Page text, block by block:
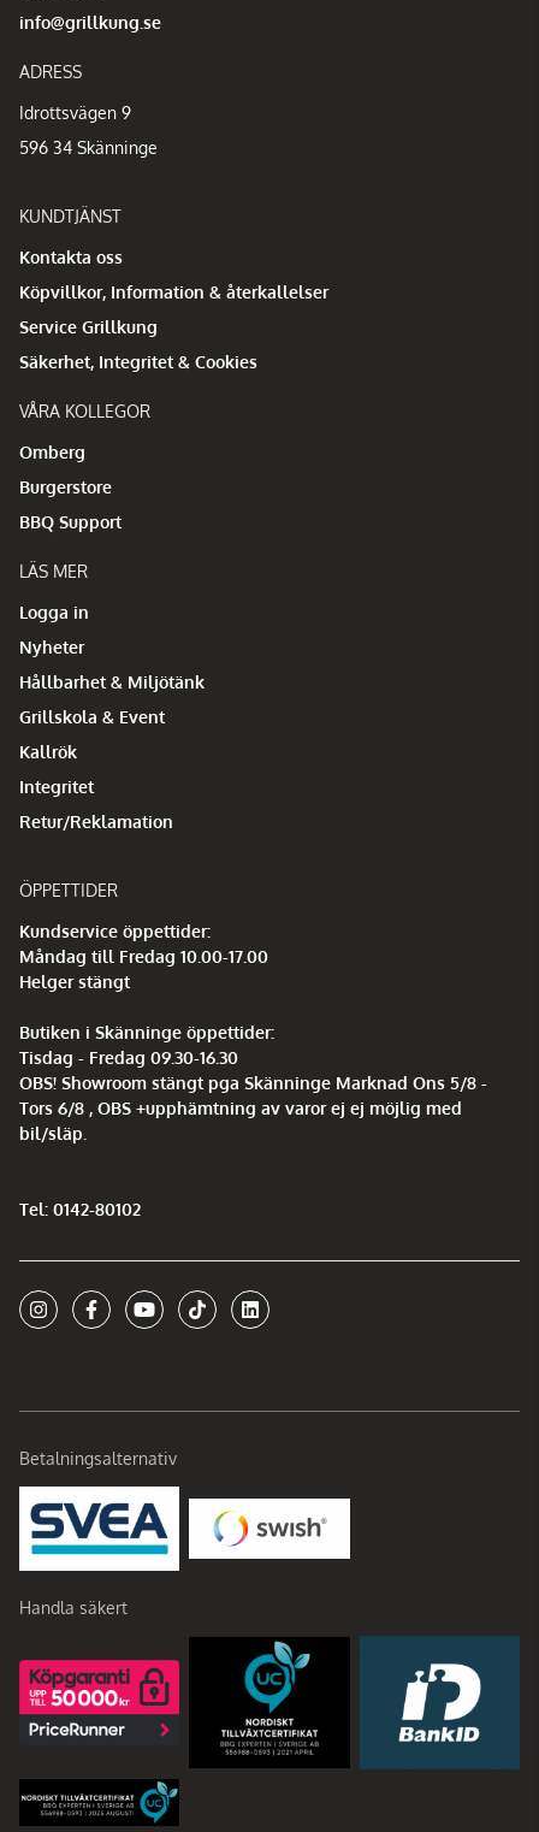
info@grillkung.se
ADRESS
Idrottsvägen 9
596 34 Skänninge
KUNDTJÄNST
Kontakta oss
Köpvillkor, Information & återkallelser
Service Grillkung
Säkerhet, Integritet & Cookies
VÅRA KOLLEGOR
Omberg
Burgerstore
BBQ Support
LÄS MER
Logga in
Nyheter
Hållbarhet & Miljötänk
Grillskola & Event
Kallrök
Integritet
Retur/Reklamation
ÖPPETTIDER
Kundservice öppettider:
Måndag till Fredag 10.00-17.00
Helger stängt
Butiken i Skänninge öppettider:
Tisdag - Fredag 09.30-16.30
OBS! Showroom stängt pga Skänninge Marknad Ons 5/8 -
Tors 6/8 , OBS +upphämtning av varor ej ej möjlig med
bil/släp.
Tel: 0142-80102
Betalningsalternativ
Handla säkert